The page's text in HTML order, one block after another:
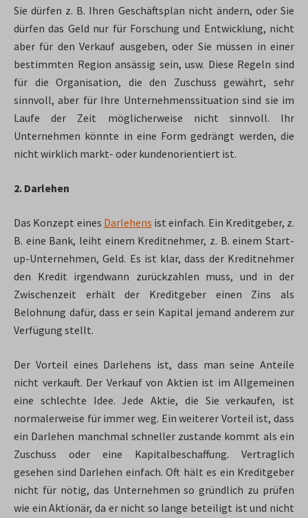
Sie dürfen z. B. Ihren Geschäftsplan nicht ändern, oder Sie
dürfen das Geld nur für Forschung und Entwicklung, nicht
aber für den Verkauf ausgeben, oder Sie müssen in einer
bestimmten Region ansässig sein, usw. Diese Regeln sind
für die Organisation, die den Zuschuss gewährt, sehr
sinnvoll, aber für Ihre Unternehmenssituation sind sie im
Laufe der Zeit möglicherweise nicht sinnvoll. Ihr
Unternehmen könnte in eine Form gedrängt werden, die
nicht wirklich markt- oder kundenorientiert ist.
2. Darlehen
Das Konzept eines Darlehens ist einfach. Ein Kreditgeber, z.
B. eine Bank, leiht einem Kreditnehmer, z. B. einem Start-
up-Unternehmen, Geld. Es ist klar, dass der Kreditnehmer
den Kredit irgendwann zurückzahlen muss, und in der
Zwischenzeit erhält der Kreditgeber einen Zins als
Belohnung dafür, dass er sein Kapital jemand anderem zur
Verfügung stellt.
Der Vorteil eines Darlehens ist, dass man seine Anteile
nicht verkauft. Der Verkauf von Aktien ist im Allgemeinen
eine schlechte Idee. Jede Aktie, die Sie verkaufen, ist
normalerweise für immer weg. Ein weiterer Vorteil ist, dass
ein Darlehen manchmal schneller zustande kommt als ein
Zuschuss oder eine Kapitalbeschaffung. Vertraglich
gesehen sind Darlehen einfach. Oft hält es ein Kreditgeber
nicht für nötig, das Unternehmen so gründlich zu prüfen
wie ein Aktionär, da er nicht so lange beteiligt ist und nicht